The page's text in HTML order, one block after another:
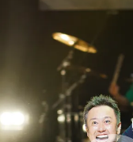
・ガジェット